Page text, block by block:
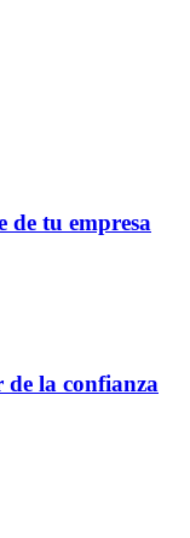
tu empresa
de la confianza